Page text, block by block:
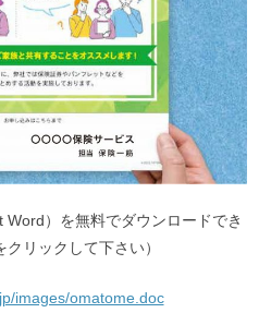
）を無料でダウンロードでき
リックして下さい）
images/omatome.doc